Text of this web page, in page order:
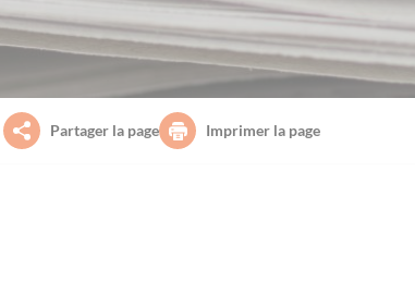
Partager la page Imprimer la page